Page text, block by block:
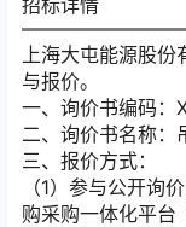
招标详情
上海大屯能源股份
与报价。
一、询价书编码
二、询价书名称：
三、报价方式：
（1）参与公开询
购采购一体化平台